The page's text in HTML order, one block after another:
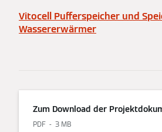
Vitocell Pufferspeicher und
Wassererwärmer
Zum Download der
PDF 3 MB